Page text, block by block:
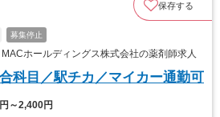
保存する
募集停止
ホールディングス株式会社の薬剤師求人
科目／駅チカ／マイカー通勤可
～2,400円